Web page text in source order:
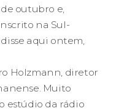
outubro e,
na Sul-
aqui ontem,
Holzmann, diretor
Muito
estúdio da rádio